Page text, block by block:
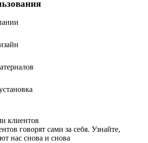
клиентов
говорят сами за себя. Узнайте,
нас снова и снова